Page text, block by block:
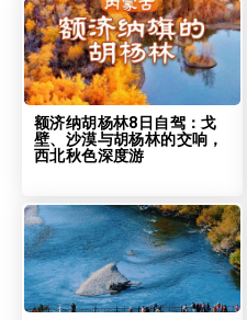
额济纳胡杨林8日自驾：戈
壁、沙漠与胡杨林的交响，
西北秋色深度游